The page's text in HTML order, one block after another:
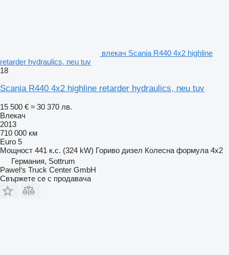
влекач Scania R440 4x2 highline
retarder hydraulics, neu tuv
18
Scania R440 4x2 highline retarder hydraulics, neu tuv
15 500 € ≈ 30 370 лв.
Влекач
2013
710 000 км
Euro 5
Мощност 441 к.с. (324 kW) Гориво дизел Колесна формула 4x2
Германия, Sottrum
Pawel‘s Truck Center GmbH
Свържете се с продавача